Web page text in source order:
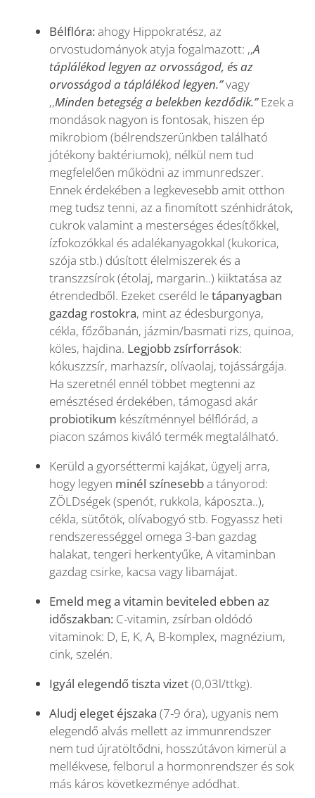
Bélflóra:ahogy Hippokratész, az
orvostudományok atyja fogalmazott: ,,A
táplálékod legyen az orvosságod, és az
orvosságod a táplálékod legyen.”vagy
,,Minden betegség a belekben kezdődik.”Ezek a
mondások nagyon is fontosak, hiszen ép
mikrobiom (bélrendszerünkben található
jótékony baktériumok), nélkül nem tud
megfelelően működni az immunredszer.
Ennek érdekében a legkevesebb amit otthon
meg tudsz tenni, az a finomított szénhidrátok,
cukrok valamint a mesterséges édesítőkkel,
ízfokozókkal és adalékanyagokkal (kukorica,
szója stb.) dúsított élelmiszerek és a
transzzsírok (étolaj, margarin..) kiiktatása az
étrendedből. Ezeket cseréld letápanyagban
gazdag rostokra, mint az édesburgonya,
cékla, főzőbanán, jázmin/basmati rizs, quinoa,
köles, hajdina. Legjobb zsírforrások:
kókuszzsír, marhazsír, olívaolaj, tojássárgája.
Ha szeretnél ennél többet megtenni az
emésztésed érdekében, támogasd akár
probiotikum készítménnyel bélflórád, a
piacon számos kiváló termék megtalálható.
Kerüld a gyorséttermi kajákat, ügyelj arra,
hogy legyen minél színesebba tányorod:
ZÖLDségek (spenót, rukkola, káposzta..),
cékla, sütőtök, olívabogyó stb. Fogyassz heti
rendszerességgel omega 3-ban gazdag
halakat, tengeri herkentyűke, A vitaminban
gazdag csirke, kacsa vagy libamájat.
Emeld meg a vitamin beviteled ebben az
időszakban: C-vitamin, zsírban oldódó
vitaminok: D, E, K, A, B-komplex, magnézium,
cink, szelén.
Igyál elegendő tiszta vizet(0,03l/ttkg).
Aludj eleget éjszaka (7-9 óra), ugyanis nem
elegendő alvás mellett az immunrendszer
nem tud újratöltődni, hosszútávon kimerül a
mellékvese, felborul a hormonrendszer és sok
más káros következménye adódhat.